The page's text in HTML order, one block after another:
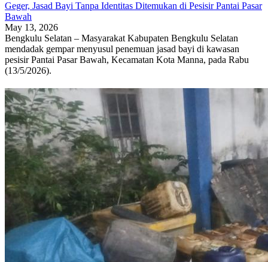
Geger, Jasad Bayi Tanpa Identitas Ditemukan di Pesisir Pantai Pasar
Bawah
May 13, 2026
Bengkulu Selatan – Masyarakat Kabupaten Bengkulu Selatan
mendadak gempar menyusul penemuan jasad bayi di kawasan
pesisir Pantai Pasar Bawah, Kecamatan Kota Manna, pada Rabu
(13/5/2026).